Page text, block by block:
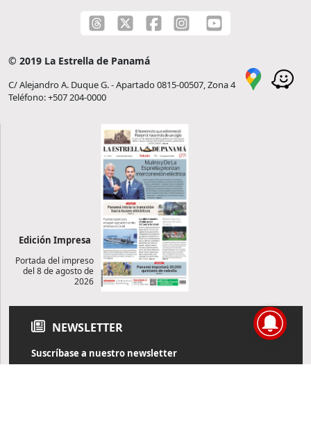
© 2019 La Estrella de Panamá
C/ Alejandro A. Duque G. - Apartado 0815-00507, Zona 4
Teléfono: +507 204-0000
Edición Impresa
Portada del impreso
del 8 de agosto de
2026
NEWSLETTER
Suscríbase a nuestro newsletter
Reciba diariamente información de actualidad directamente en